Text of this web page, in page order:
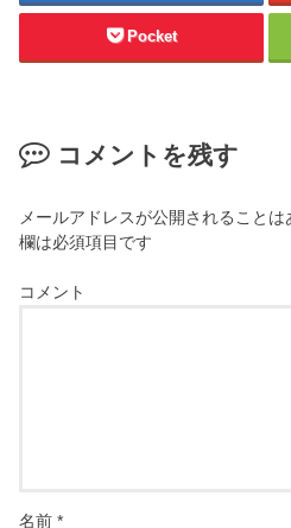
Pocket
コメントを残す
メールアドレスが公開されることは
欄は必須項目です
コメント
名前*